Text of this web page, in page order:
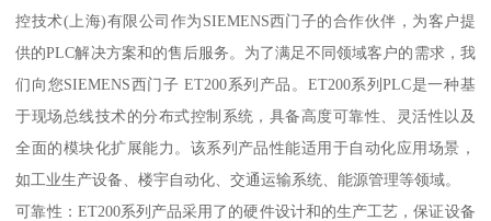
控技术(上海)有限公司作为SIEMENS西门子的合作伙伴，为客户提
供的PLC解决方案和的售后服务。为了满足不同领域客户的需求，我
们向您SIEMENS西门子 ET200系列产品。ET200系列PLC是一种基
于现场总线技术的分布式控制系统，具备高度可靠性、灵活性以及
全面的模块化扩展能力。该系列产品性能适用于自动化应用场景，
如工业生产设备、楼宇自动化、交通运输系统、能源管理等领域。
可靠性：ET200系列产品采用了的硬件设计和的生产工艺，保证设备